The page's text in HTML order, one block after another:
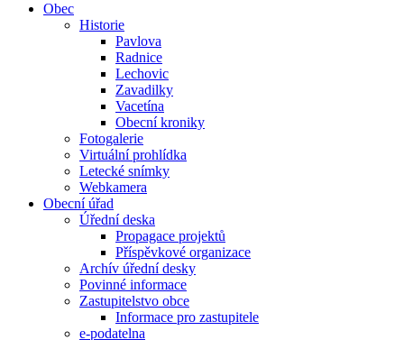
Obec
Historie
Pavlova
Radnice
Lechovic
Zavadilky
Vacetína
Obecní kroniky
Fotogalerie
Virtuální prohlídka
Letecké snímky
Webkamera
Obecní úřad
Úřední deska
Propagace projektů
Příspěvkové organizace
Archív úřední desky
Povinné informace
Zastupitelstvo obce
Informace pro zastupitele
e-podatelna